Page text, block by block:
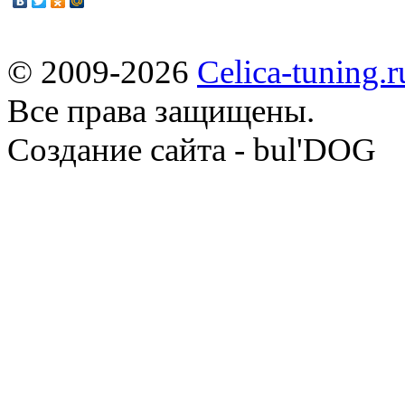
© 2009-2026 Celica-
Все права защищены.
Cоздание сайта - bul'DOG